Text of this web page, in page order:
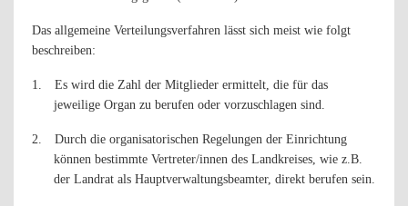
Das allgemeine Verteilungsverfahren lässt sich meist wie folgt
beschreiben:
1.
Es wird die Zahl der Mitglieder ermittelt, die für das
jeweilige Organ zu berufen oder vorzuschlagen sind.
2.
Durch die organisatorischen Regelungen der Einrichtung
können bestimmte Vertreter/innen des Landkreises, wie z.B.
der Landrat als Hauptverwaltungsbeamter, direkt berufen sein.